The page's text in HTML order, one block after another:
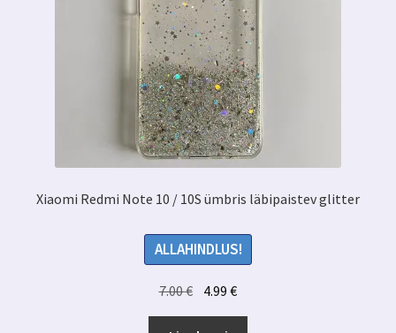
Xiaomi Redmi Note 10 / 10S ümbris läbipaistev glitter
ALLAHINDLUS!
7.00€ Algne
4.99€Praegune